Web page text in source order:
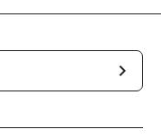
chevron_right